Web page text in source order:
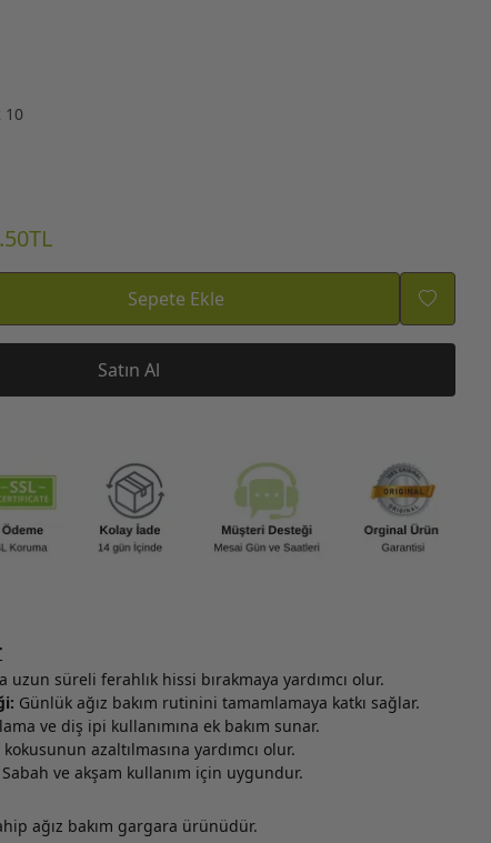
10
Sepete Ekle
Satın Al
uzun süreli ferahlık hissi bırakmaya yardımcı olur.
Günlük ağız bakım rutinini tamamlamaya katkı sağlar.
ve diş ipi kullanımına ek bakım sunar.
kokusunun azaltılmasına yardımcı olur.
Sabah ve akşam kullanım için uygundur.
ağız bakım gargara ürünüdür.